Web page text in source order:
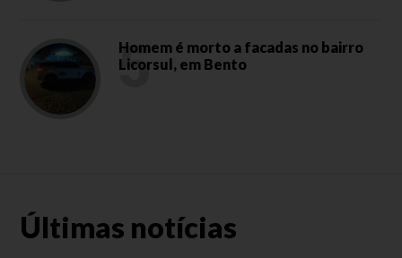
5
Homem é morto a facadas no bairro
Licorsul, em Bento
Últimas notícias